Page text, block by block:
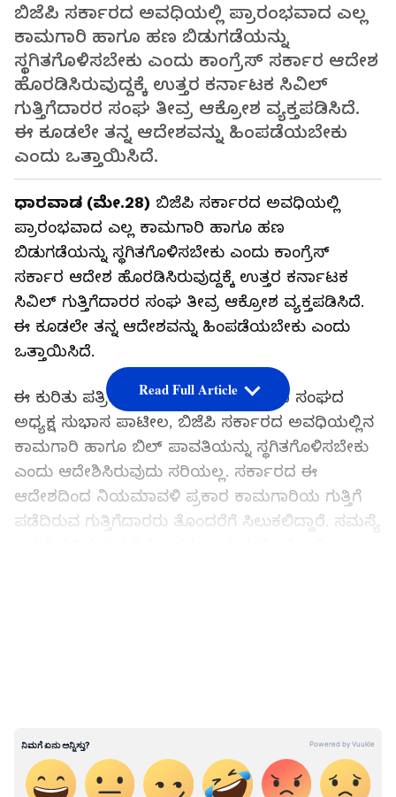
ಬಿಜೆಪಿ ಸರ್ಕಾರದ ಅವಧಿಯಲ್ಲಿ ಪ್ರಾರಂಭವಾದ ಎಲ್ಲ
ಕಾಮಗಾರಿ ಹಾಗೂ ಹಣ ಬಿಡುಗಡೆಯನ್ನು
ಸ್ಥಗಿತಗೊಳಿಸಬೇಕು ಎಂದು ಕಾಂಗ್ರೆಸ್‌ ಸರ್ಕಾರ ಆದೇಶ
ಹೊರಡಿಸಿರುವುದ್ದಕ್ಕೆ ಉತ್ತರ ಕರ್ನಾಟಕ ಸಿವಿಲ್‌
ಗುತ್ತಿಗೆದಾರರ ಸಂಘ ತೀವ್ರ ಆಕ್ರೋಶ ವ್ಯಕ್ತಪಡಿಸಿದೆ.
ಈ ಕೂಡಲೇ ತನ್ನ ಆದೇಶವನ್ನು ಹಿಂಪಡೆಯಬೇಕು
ಎಂದು ಒತ್ತಾಯಿಸಿದೆ.
ಧಾರವಾಡ (ಮೇ.28) ಬಿಜೆಪಿ ಸರ್ಕಾರದ ಅವಧಿಯಲ್ಲಿ
ಪ್ರಾರಂಭವಾದ ಎಲ್ಲ ಕಾಮಗಾರಿ ಹಾಗೂ ಹಣ
ಬಿಡುಗಡೆಯನ್ನು ಸ್ಥಗಿತಗೊಳಿಸಬೇಕು ಎಂದು ಕಾಂಗ್ರೆಸ್‌
ಸರ್ಕಾರ ಆದೇಶ ಹೊರಡಿಸಿರುವುದ್ದಕ್ಕೆ ಉತ್ತರ ಕರ್ನಾಟಕ
ಸಿವಿಲ್‌ ಗುತ್ತಿಗೆದಾರರ ಸಂಘ ತೀವ್ರ ಆಕ್ರೋಶ ವ್ಯಕ್ತಪಡಿಸಿದೆ.
ಈ ಕೂಡಲೇ ತನ್ನ ಆದೇಶವನ್ನು ಹಿಂಪಡೆಯಬೇಕು ಎಂದು
ಒತ್ತಾಯಿಸಿದೆ.
ಈ ಕುರಿತು ಪತ್ರಿಕಾಗೋಷ್ಠಿಯಲ್ಲಿ ಮಾತನಾಡಿದ ಸಂಘದ
ಅಧ್ಯಕ್ಷ ಸುಭಾಸ ಪಾಟೀಲ, ಬಿಜೆಪಿ ಸರ್ಕಾರದ ಅವಧಿಯಲ್ಲಿನ
ಕಾಮಗಾರಿ ಹಾಗೂ ಬಿಲ್‌ ಪಾವತಿಯನ್ನು ಸ್ಥಗಿತಗೊಳಿಸಬೇಕು
ಎಂದು ಆದೇಶಿಸಿರುವುದು ಸರಿಯಲ್ಲ. ಸರ್ಕಾರದ ಈ
ಆದೇಶದಿಂದ ನಿಯಮಾವಳಿ ಪ್ರಕಾರ ಕಾಮಗಾರಿಯ ಗುತ್ತಿಗೆ
ಪಡೆದಿರುವ ಗುತ್ತಿಗೆದಾರರು ತೊಂದರೆಗೆ ಸಿಲುಕಲಿದ್ದಾರೆ. ಸಮಸ್ಯೆ
Read Full Article